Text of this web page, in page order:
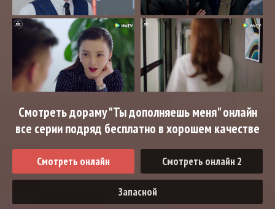
Смотреть дораму "Ты дополняешь меня" онлайн
все серии подряд бесплатно в хорошем качестве
Смотреть онлайн Смотреть онлайн 2
Запасной